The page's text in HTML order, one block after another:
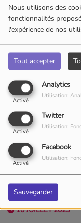
Nous utilisons des
fonctionnalités
l'expérience de nos
Tout accepter
Analytics
Activé
Utilisation:
Twitter
Activé
Utilisation:
Facebook
Activé
Utilisation:
Sauvegarder
10 JUILLET 2025